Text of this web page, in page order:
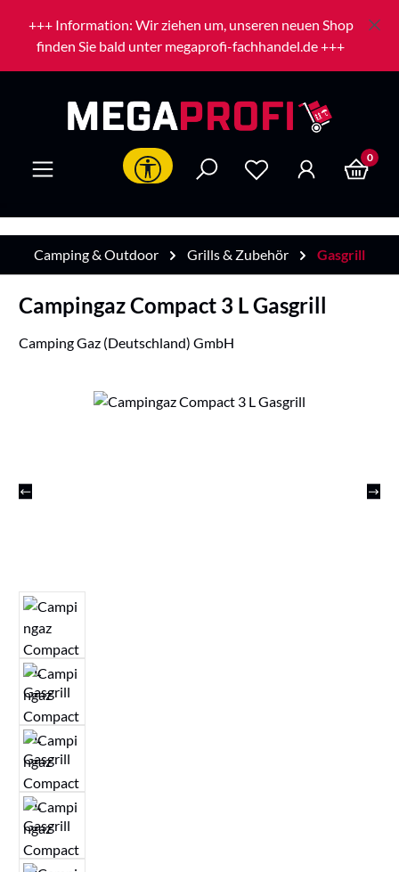
Zum Hauptinhalt springen
+++ Information: Wir ziehen um, unseren neuen Shop
finden Sie bald unter megaprofi-fachhandel.de +++
Werkzeugleiste anzeigen 0
Camping & Outdoor Grills & Zubehör Gasgrill
Campingaz Compact 3 L Gasgrill
Camping Gaz (Deutschland) GmbH
Bildergalerie überspringen